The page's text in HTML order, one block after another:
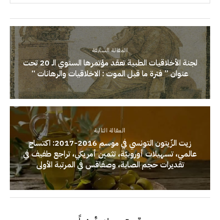
المقالة السابقة
لجنة الأخلاقيات الطبية تعقد مؤتمرها السنوي الـ 20 تحت
عنوان ” فترة ما قبل الموت : الاخلاقيات والرهانات “
المقالة التالية
زيت الزّيتون التونسي في موسم 2016-2017: اكتساح
عالمي، تسهيلات أوروبيّة، تثمين أمريكي، تراجع طفيف في
تقديرات حجم الصابة، وصفاقس في المرتبة الأولى